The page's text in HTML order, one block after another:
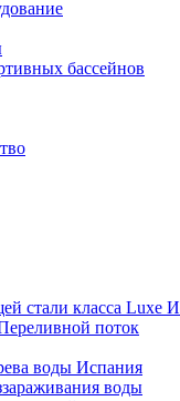
бассейнов
стали класса Luxe
поток
воды Испания
воды